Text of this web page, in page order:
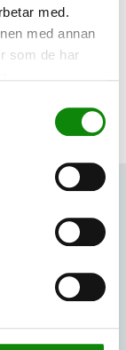
med.
med annan
som de har